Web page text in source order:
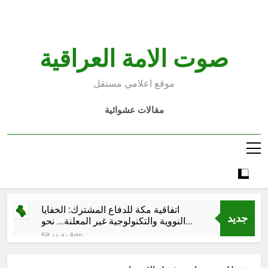
صوت الامة العراقية
موقع اعلامي مستقل
مقالات عشوائية
جديد
اتفاقية مكة للدفاع المشترك: الخفايا
النووية والتكنولوجية غير المعلنة… نحو
هندسة ردع جديدة في الشرق الأوسط ؟
58 دقيقة Ago